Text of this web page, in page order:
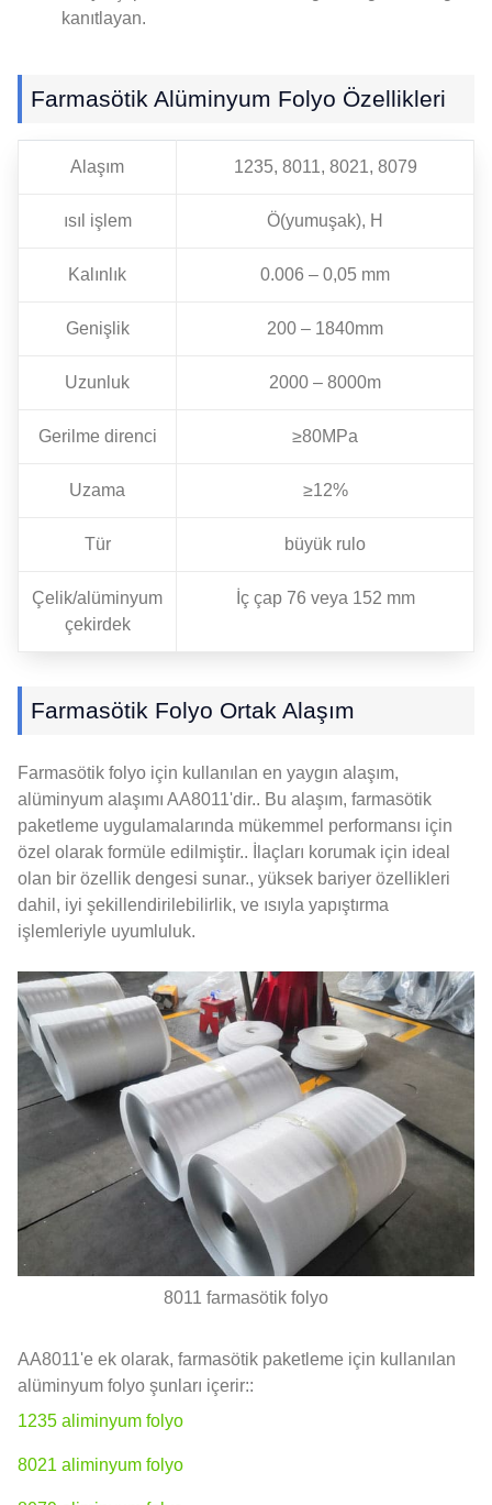
kanıtlayan.
Farmasötik Alüminyum Folyo Özellikleri
Alaşım 1235, 8011, 8021, 8079
ısıl işlem Ö(yumuşak), H
Kalınlık 0.006 – 0,05 mm
Genişlik 200 – 1840mm
Uzunluk 2000 – 8000m
Gerilme direnci ≥80MPa
Uzama ≥12%
Tür büyük rulo
Çelik/alüminyum
çekirdek
İç çap 76 veya 152 mm
Farmasötik Folyo Ortak Alaşım
Farmasötik folyo için kullanılan en yaygın alaşım,
alüminyum alaşımı AA8011'dir.. Bu alaşım, farmasötik
paketleme uygulamalarında mükemmel performansı için
özel olarak formüle edilmiştir.. İlaçları korumak için ideal
olan bir özellik dengesi sunar., yüksek bariyer özellikleri
dahil, iyi şekillendirilebilirlik, ve ısıyla yapıştırma
işlemleriyle uyumluluk.
8011 farmasötik folyo
AA8011'e ek olarak, farmasötik paketleme için kullanılan
alüminyum folyo şunları içerir::
1235 aliminyum folyo
8021 aliminyum folyo